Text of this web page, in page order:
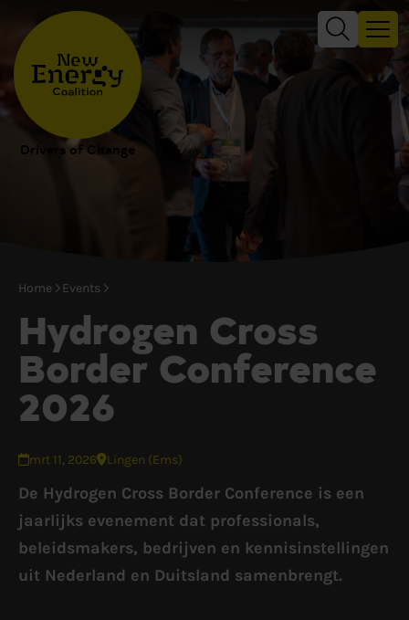
Drivers of Change
Home Events
Hydrogen Cross
Border Conference
2026
mrt 11, 2026 Lingen (Ems)
De Hydrogen Cross Border Conference is een
jaarlijks evenement dat professionals,
beleidsmakers, bedrijven en kennisinstellingen
uit Nederland en Duitsland samenbrengt.